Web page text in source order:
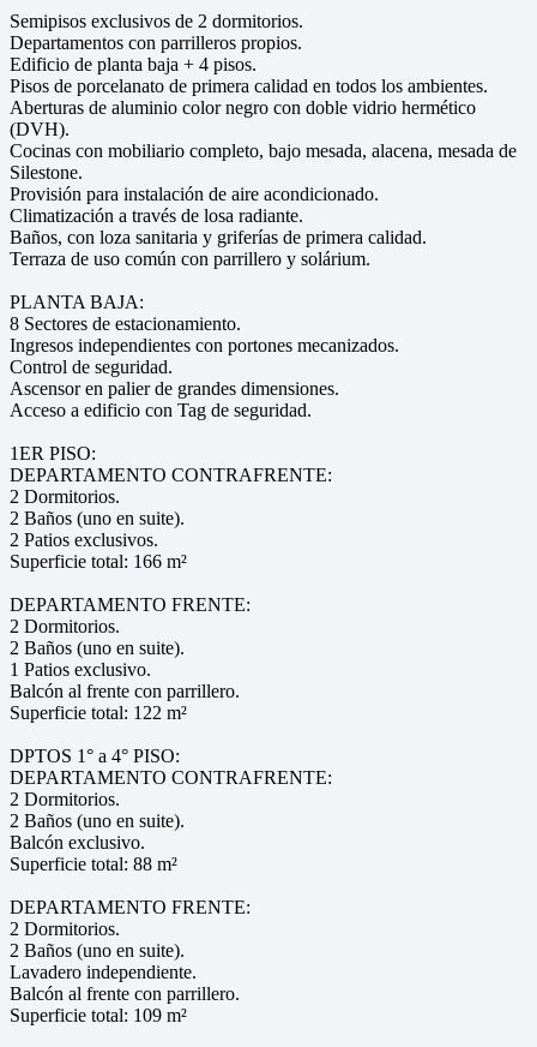
Semipisos exclusivos de 2 dormitorios.
Departamentos con parrilleros propios.
Edificio de planta baja + 4 pisos.
Pisos de porcelanato de primera calidad en todos los ambientes.
Aberturas de aluminio color negro con doble vidrio hermético
(DVH).
Cocinas con mobiliario completo, bajo mesada, alacena, mesada de
Silestone.
Provisión para instalación de aire acondicionado.
Climatización a través de losa radiante.
Baños, con loza sanitaria y griferías de primera calidad.
Terraza de uso común con parrillero y solárium.
PLANTA BAJA:
8 Sectores de estacionamiento.
Ingresos independientes con portones mecanizados.
Control de seguridad.
Ascensor en palier de grandes dimensiones.
Acceso a edificio con Tag de seguridad.
1ER PISO:
DEPARTAMENTO CONTRAFRENTE:
2 Dormitorios.
2 Baños (uno en suite).
2 Patios exclusivos.
Superficie total: 166 m²
DEPARTAMENTO FRENTE:
2 Dormitorios.
2 Baños (uno en suite).
1 Patios exclusivo.
Balcón al frente con parrillero.
Superficie total: 122 m²
DPTOS 1° a 4° PISO:
DEPARTAMENTO CONTRAFRENTE:
2 Dormitorios.
2 Baños (uno en suite).
Balcón exclusivo.
Superficie total: 88 m²
DEPARTAMENTO FRENTE:
2 Dormitorios.
2 Baños (uno en suite).
Lavadero independiente.
Balcón al frente con parrillero.
Superficie total: 109 m²